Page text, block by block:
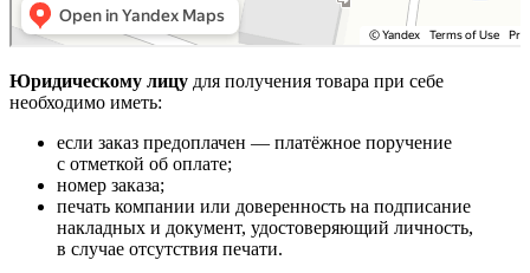
Юридическому лицу для получения товара при себе
необходимо иметь:
если заказ предоплачен — платёжное поручение
с отметкой об оплате;
номер заказа;
печать компании или доверенность на подписание
накладных и документ, удостоверяющий личность,
в случае отсутствия печати.